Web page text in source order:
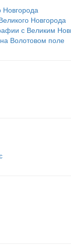
Новгорода
Новгорода
с Великим
Волотовом поле